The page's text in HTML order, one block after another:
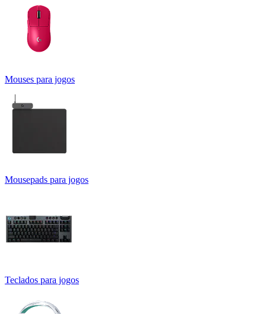
Mouses para jogos
Mousepads para jogos
Teclados para jogos